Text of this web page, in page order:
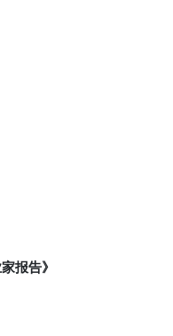
报告》